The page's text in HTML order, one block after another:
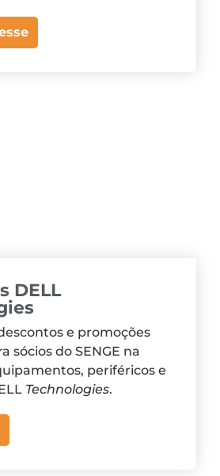
DELL
e promoções
sócios do SENGE na
periféricos e
Technologies.